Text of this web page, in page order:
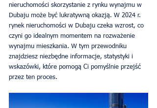
nieruchomości skorzystanie z rynku wynajmu w
Dubaju może być lukratywną okazją. W 2024 r.
rynek nieruchomości w Dubaju czeka wzrost, co
czyni go idealnym momentem na rozważenie
wynajmu mieszkania. W tym przewodniku
znajdziesz niezbędne informacje, statystyki i
wskazówki, które pomogą Ci pomyślnie przejść
przez ten proces.